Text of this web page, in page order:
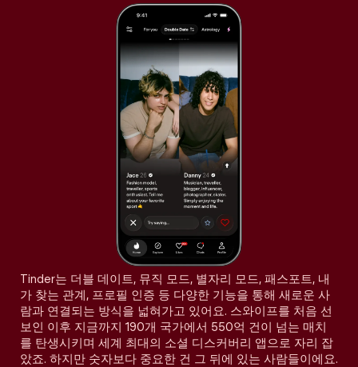
Tinder는 더블 데이트, 뮤직 모드, 별자리 모드, 패스포트, 내
가 찾는 관계, 프로필 인증 등 다양한 기능을 통해 새로운 사
람과 연결되는 방식을 넓혀가고 있어요. 스와이프를 처음 선
보인 이후 지금까지 190개 국가에서 550억 건이 넘는 매치
를 탄생시키며 세계 최대의 소셜 디스커버리 앱으로 자리 잡
았죠. 하지만 숫자보다 중요한 건 그 뒤에 있는 사람들이에요.